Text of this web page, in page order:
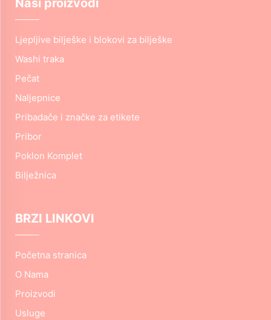
Naši proizvodi
Ljepljive bilješke i blokovi za bilješke
Washi traka
Pečat
Naljepnice
Pribadače i značke za etikete
Pribor
Poklon Komplet
Bilježnica
BRZI LINKOVI
Početna stranica
O Nama
Proizvodi
Usluge